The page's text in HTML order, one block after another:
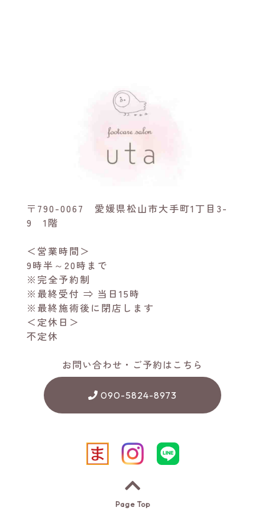
〒790-0067 愛媛県松山市大手町1丁目3-
9 1階
＜営業時間＞
9時半～20時まで
※完全予約制
※最終受付 ⇒ 当日15時
※最終施術後に閉店します
＜定休日＞
不定休
お問い合わせ・ご予約はこちら
090-5824-8973
Page Top